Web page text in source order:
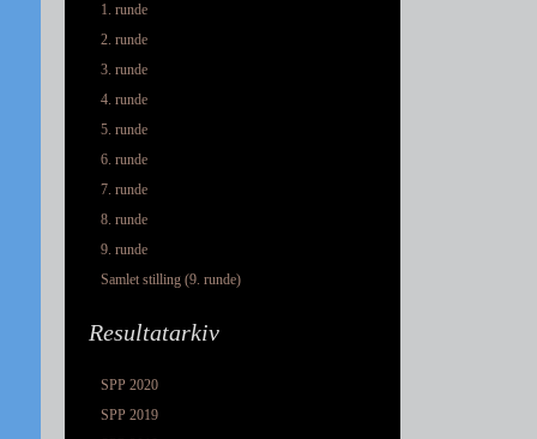
1. runde
2. runde
3. runde
4. runde
5. runde
6. runde
7. runde
8. runde
9. runde
Samlet stilling (9. runde)
Resultatarkiv
SPP 2020
SPP 2019